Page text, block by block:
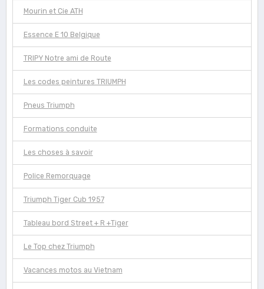
Mourin et Cie ATH
Essence E 10 Belgique
TRIPY Notre ami de Route
Les codes peintures TRIUMPH
Pneus Triumph
Formations conduite
Les choses à savoir
Police Remorquage
Triumph Tiger Cub 1957
Tableau bord Street + R +Tiger
Le Top chez Triumph
Vacances motos au Vietnam